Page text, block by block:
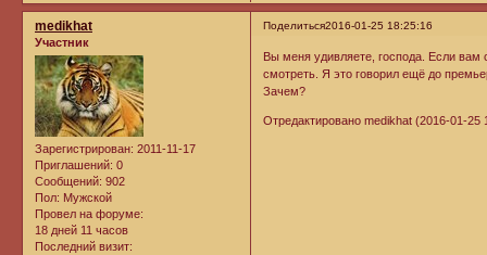
Поделиться2016-01-25 18:25:16
medikhat
Участник
Зарегистрирован: 2011-11-17
Приглашений: 0
Сообщений: 902
Пол: Мужской
Провел на форуме:
18 дней 11 часов
Последний визит:
Вы меня удивляете, господа. Если
смотреть. Я это говорил ещё до
Зачем?
Отредактировано medikhat (2016-01-25